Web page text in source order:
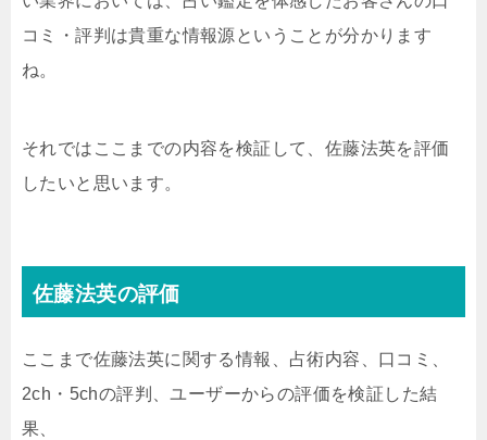
コミ・評判は貴重な情報源ということが分かります
ね。
それではここまでの内容を検証して、佐藤法英を評価
したいと思います。
佐藤法英の評価
ここまで佐藤法英に関する情報、占術内容、口コミ、
2ch・5chの評判、ユーザーからの評価を検証した結
果、